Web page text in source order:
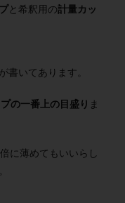
と希釈用の計量カッ
書いてあります。
の一番上の目盛り ま
に薄めてもいいらし